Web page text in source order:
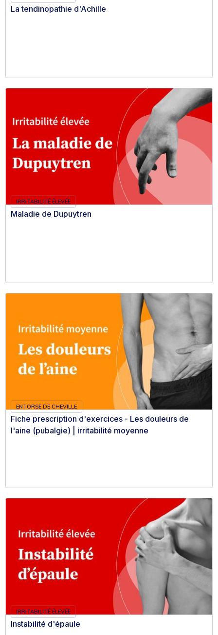
La tendinopathie d'Achille
IRRITABILITÉ ÉLEVÉE
Maladie de Dupuytren
ENTORSE DE CHEVILLE
Fiche prescription d'exercices - Les douleurs de
l'aine (pubalgie) | irritabilité moyenne
IRRITABILITÉ ÉLEVÉE
Instabilité d'épaule